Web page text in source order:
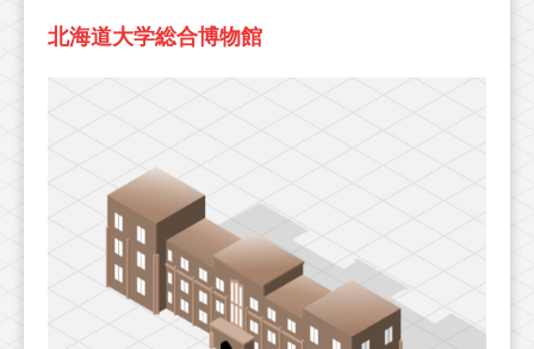
北海道大学総合博物館